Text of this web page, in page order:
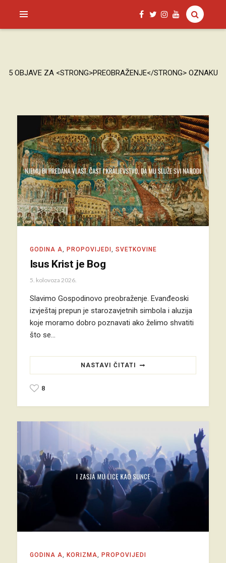
SAGUD.XYZ
5 OBJAVE ZA <STRONG>PREOBRAŽENJE</STRONG> OZNAKU
GODINA A PROPOVIJEDI SVETKOVINE
Isus Krist je Bog
5. kolovoza 2026.
Slavimo Gospodinovo preobraženje. Evanđeoski
izvještaj prepun je starozavjetnih simbola i aluzija
koje moramo dobro poznavati ako želimo shvatiti
što se…
NASTAVI ČITATI
8
GODINA A, KORIZMA, PROPOVIJEDI